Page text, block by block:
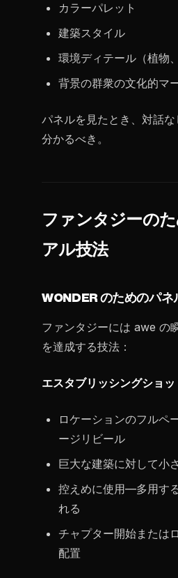
カラーパレット
建築スタイル
環境ディテール（植物
背景の群衆の文化的マ
パネルを見たとき、対話
分かるべき。
ファンタジーの
アル技法
WONDER のためのパネ
ファンタジーには awe の
を達成する技法：
エスタブリッシングショッ
ロケーションのフルペ
ージリビール
巨大な建築に対して小
控えめに使用—多用す
れる
チャプター開始または
配置